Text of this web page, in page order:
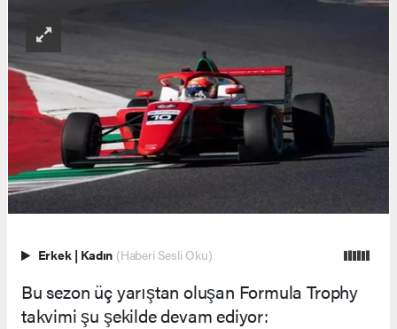
Erkek | Kadın (Haberi Sesli Oku)
Bu sezon üç yarıştan oluşan Formula Trophy
takvimi şu şekilde devam ediyor: